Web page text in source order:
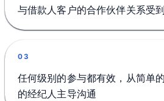
与借款人客户的合作伙伴关系受
03
任何级别的参与都有效，从简单
的经纪人主导沟通